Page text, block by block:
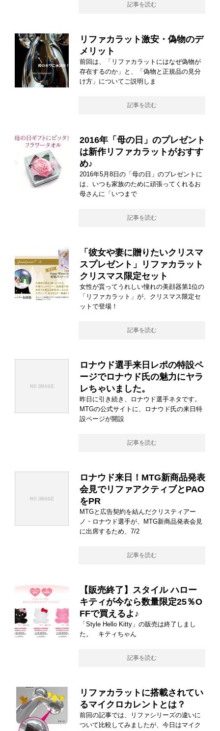
記事を読む
リファカラット激安・偽物のデ
メリット
前回は、「リファカラットにはなぜ偽物が
存在するのか」と、「偽物と正規品の見分
け方」についてご説明しま
記事を読む
2016年「母の日」のプレゼント
は新作リファカラットがおすす
め♪
2016年5月8日の「母の日」のプレゼントに
は、いつも家族のために頑張ってくれるお
母さんに「いつまで
記事を読む
「彼女や妻に贈りたいクリスマ
スプレゼント」リファカラット
クリスマス限定セット
女性が貰ってうれしい憧れの美顔器第1位の
「リファカラット」が、クリスマス限定セ
ットで登場！
記事を読む
ロナウド選手来日レポの特設ペ
ージでロナウド氏の魅力にヤラ
レちゃいました。
昨日に引き続き、ロナウド選手ネタです。
MTGの公式サイトに、ロナウド氏の来日特
設ページが開設
記事を読む
ロナウド来日！MTG新商品発表
会見でリファアクティブとPAO
をPR
MTGと広告契約を結んだクリスティアー
ノ・ロナウド選手が、MTG新商品発表会見
に出席するため、7/2
記事を読む
【販売終了】スタイル ハロー
キティが今なら数量限定25％O
FFで買えるよ♪
「Style Hello Kitty」の販売は終了しまし
た。 キティちゃん
記事を読む
リファカラットに搭載されてい
るマイクロカレントとは？
前回の記事では、リファシリーズの違いに
ついて比較してみましたが、今日はマイク